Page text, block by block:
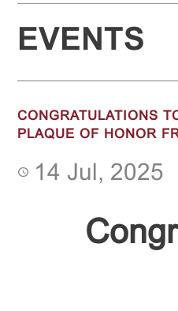
EVENTS
CONGRATULATIONS
PLAQUE OF HONOR
14 Jul, 2025